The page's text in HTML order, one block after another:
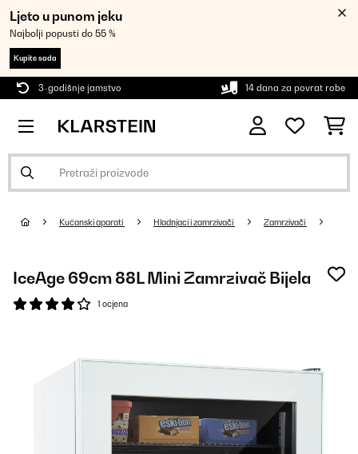
Ljeto u punom jeku
Najbolji popusti do 55 %
Kupite sada
3-godišnje jamstvo 14 dana za povrat robe
Kućanski aparati Hladnjaci i zamrzivači Zamrzivači
IceAge 69cm 88L Mini Zamrzivač Bijela
1 ocjena